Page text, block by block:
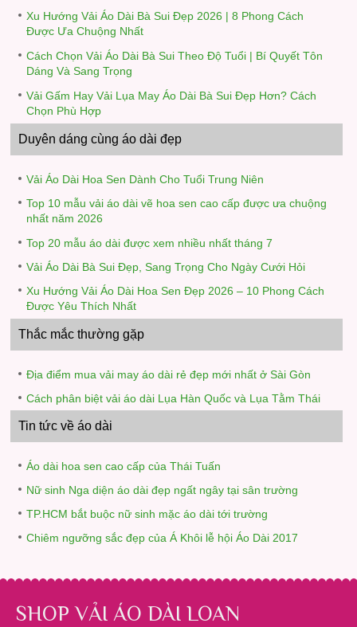
Xu Hướng Vải Áo Dài Bà Sui Đẹp 2026 | 8 Phong Cách
Được Ưa Chuộng Nhất
Cách Chọn Vải Áo Dài Bà Sui Theo Độ Tuổi | Bí Quyết Tôn
Dáng Và Sang Trọng
Vải Gấm Hay Vải Lụa May Áo Dài Bà Sui Đẹp Hơn? Cách
Chọn Phù Hợp
Duyên dáng cùng áo dài đẹp
Vải Áo Dài Hoa Sen Dành Cho Tuổi Trung Niên
Top 10 mẫu vải áo dài vẽ hoa sen cao cấp được ưa chuộng
nhất năm 2026
Top 20 mẫu áo dài được xem nhiều nhất tháng 7
Vải Áo Dài Bà Sui Đẹp, Sang Trọng Cho Ngày Cưới Hỏi
Xu Hướng Vải Áo Dài Hoa Sen Đẹp 2026 – 10 Phong Cách
Được Yêu Thích Nhất
Thắc mắc thường gặp
Địa điểm mua vải may áo dài rẻ đẹp mới nhất ở Sài Gòn
Cách phân biệt vải áo dài Lụa Hàn Quốc và Lụa Tằm Thái
Tin tức về áo dài
Áo dài hoa sen cao cấp của Thái Tuấn
Nữ sinh Nga diện áo dài đẹp ngất ngây tại sân trường
TP.HCM bắt buộc nữ sinh mặc áo dài tới trường
Chiêm ngưỡng sắc đẹp của Á Khôi lễ hội Áo Dài 2017
SHOP VẢI ÁO DÀI LOAN